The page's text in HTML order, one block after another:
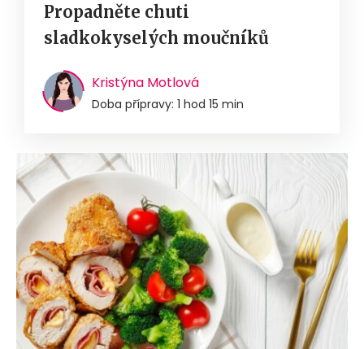
Propadněte chuti
sladkokyselých moučníků
Kristýna Motlová
Doba přípravy: 1 hod 15 min